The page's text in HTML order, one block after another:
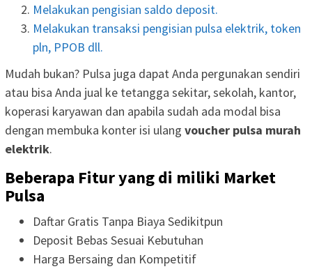
Melakukan pengisian saldo deposit.
Melakukan transaksi pengisian pulsa elektrik, token
pln, PPOB dll.
Mudah bukan? Pulsa juga dapat Anda pergunakan sendiri
atau bisa Anda jual ke tetangga sekitar, sekolah, kantor,
koperasi karyawan dan apabila sudah ada modal bisa
dengan membuka konter isi ulang voucher pulsa murah
elektrik.
Beberapa Fitur yang di miliki Market
Pulsa
Daftar Gratis Tanpa Biaya Sedikitpun
Deposit Bebas Sesuai Kebutuhan
Harga Bersaing dan Kompetitif